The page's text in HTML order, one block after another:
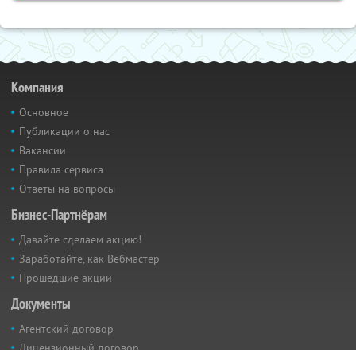
Компания
Основное
Публикации о нас
Вакансии
Правила сервиса
Ответы на вопросы
Бизнес-Партнёрам
Давайте сделаем акцию!
Заработайте, как Вебмастер
Прошедшие акции
Документы
Агентский договор